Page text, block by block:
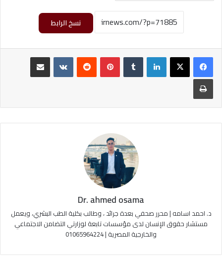
نسخ الرابط
لينكدإن بينتيريست
طباعة
Dr. ahmed osama
د. احمد اسامه | محرر صحفي بعدة جرائد ، وطالب بكلية الطب البشري، ويعمل
مستشار حقوق الإنسان لدى مؤسسات تابعة لوزارتي التضامن الاجتماعي
والخارجية المصرية | 01065964224